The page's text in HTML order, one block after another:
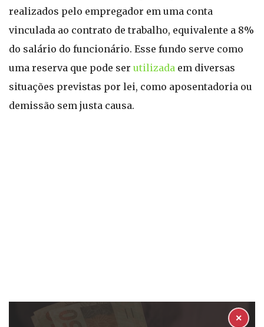
realizados pelo empregador em uma conta
vinculada ao contrato de trabalho, equivalente a 8%
do salário do funcionário. Esse fundo serve como
uma reserva que pode ser utilizada em diversas
situações previstas por lei, como aposentadoria ou
demissão sem justa causa.
✕